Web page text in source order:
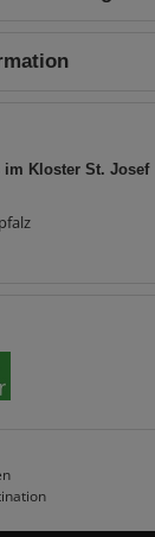
im Kloster St. Josef